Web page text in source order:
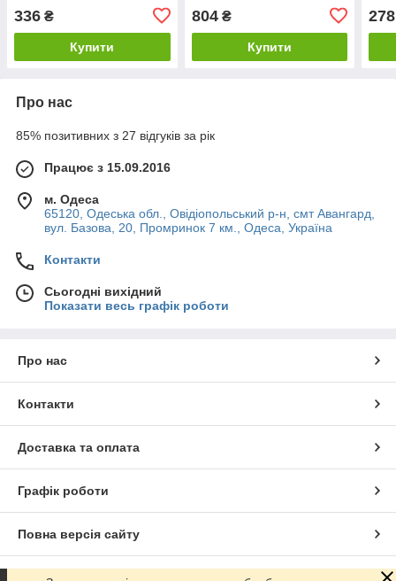
336 ₴
Купити
804₴
Купити
278
Про нас
85% позитивних з 27 відгуків за рік
Працює з 15.09.2016
м. Одеса
65120, Одеська обл., Овідіопольський р-н, смт Авангард,
вул. Базова, 20, Промринок 7 км., Одеса, Україна
Контакти
Сьогодні вихідний
Показати весь графік роботи
Про нас
Контакти
Доставка та оплата
Графік роботи
Повна версія сайту
Сайт створено на маркетплейсі Prom.ua